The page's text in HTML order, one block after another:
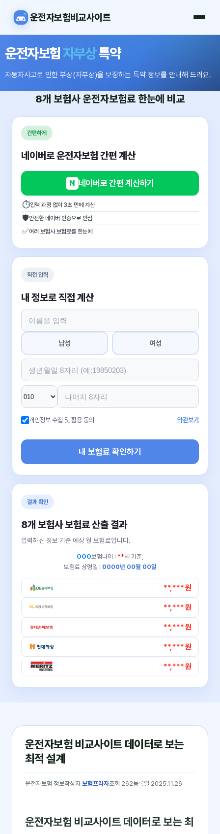
운전자보험비교사이트
운전자보험자부상특약
자동차사고로 인한 부상(자부상)을 보장하는 특약 정보를 안내해 드려요.
8개 보험사운전자보험료 한눈에 비교
간편하게
네이버로 운전자보험 간편 계산
N 네이버로 간편 계산하기
⏱입력 과정 없이 3초 만에 계산
🛡안전한 네이버 인증으로 안심
✅여러 보험사 보험료를 한눈에
직접 입력
내 정보로 직접 계산
남성 여성
개인정보 수집 및 활용 동의 약관보기
내 보험료 확인하기
결과 확인
8개 보험사 보험료 산출 결과
입력하신 정보 기준 예상 월 보험료입니다.
OOO보험나이 : **세 기준,
보험료 상령일 : 0000년 00월 00일
**,*** 원
**,*** 원
**,*** 원
**,*** 원
**,*** 원
운전자보험 비교사이트 데이터로 보는
최적 설계
운전자보험 정보작성자 보험프라자조회 262등록일 2025.11.26
운전자보험 비교사이트 데이터로 보는 최